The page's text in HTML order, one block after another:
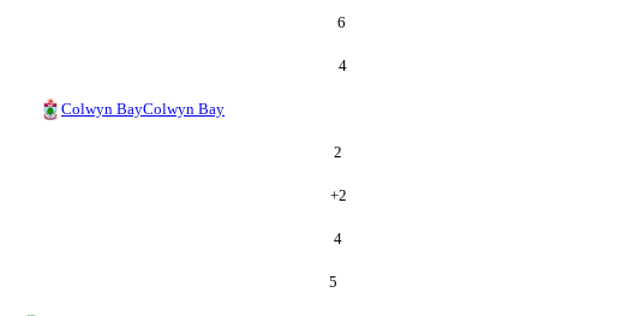
6
4
Colwyn BayColwyn Bay
2
+2
4
5